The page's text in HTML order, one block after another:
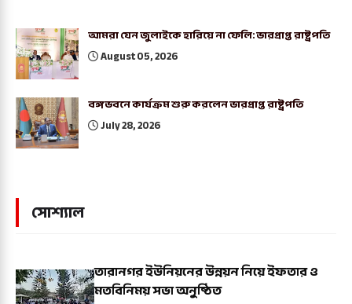
আমরা যেন জুলাইকে হারিয়ে না ফেলি: ভারপ্রাপ্ত রাষ্ট্রপতি
August 05, 2026
বঙ্গভবনে কার্যক্রম শুরু করলেন ভারপ্রাপ্ত রাষ্ট্রপতি
July 28, 2026
সোশ্যাল
তারানগর ইউনিয়নের উন্নয়ন নিয়ে ইফতার ও
মতবিনিময় সভা অনুষ্ঠিত